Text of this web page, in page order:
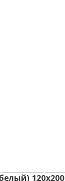
120х200